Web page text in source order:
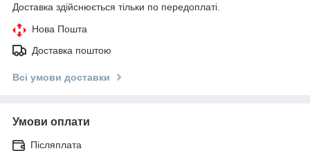
Доставка здійснюється тільки по передоплаті.
Нова Пошта
Доставка поштою
Всі умови доставки
Умови оплати
Післяплата